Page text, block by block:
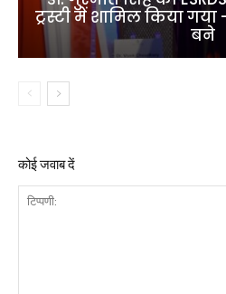
ट्रस्टी में शामिल किया
बने
कोई जवाब दें